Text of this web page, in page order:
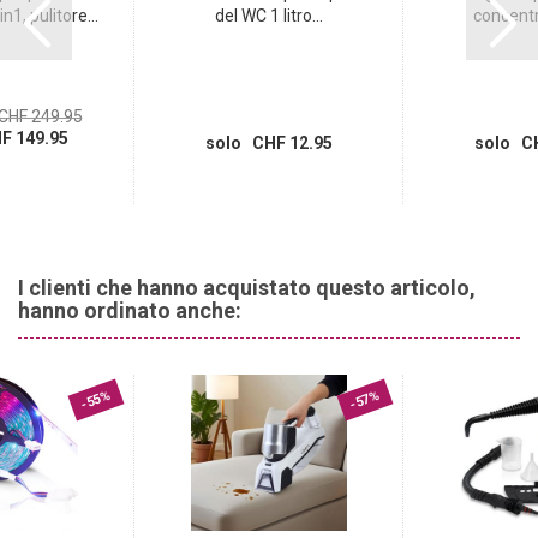
P102 Conservare fuori dalla portata dei bambini.
pulitore...
249.95
149.95
del WC 1 litro...
solo CHF 12.95 solo
I clienti che hanno acquistato questo articolo,
hanno ordinato anche:
-55% -57%